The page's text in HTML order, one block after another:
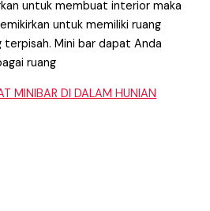
untuk membuat interior maka
untuk memiliki ruang
terpisah. Mini bar dapat Anda
ruang
MINIBAR DI DALAM HUNIAN